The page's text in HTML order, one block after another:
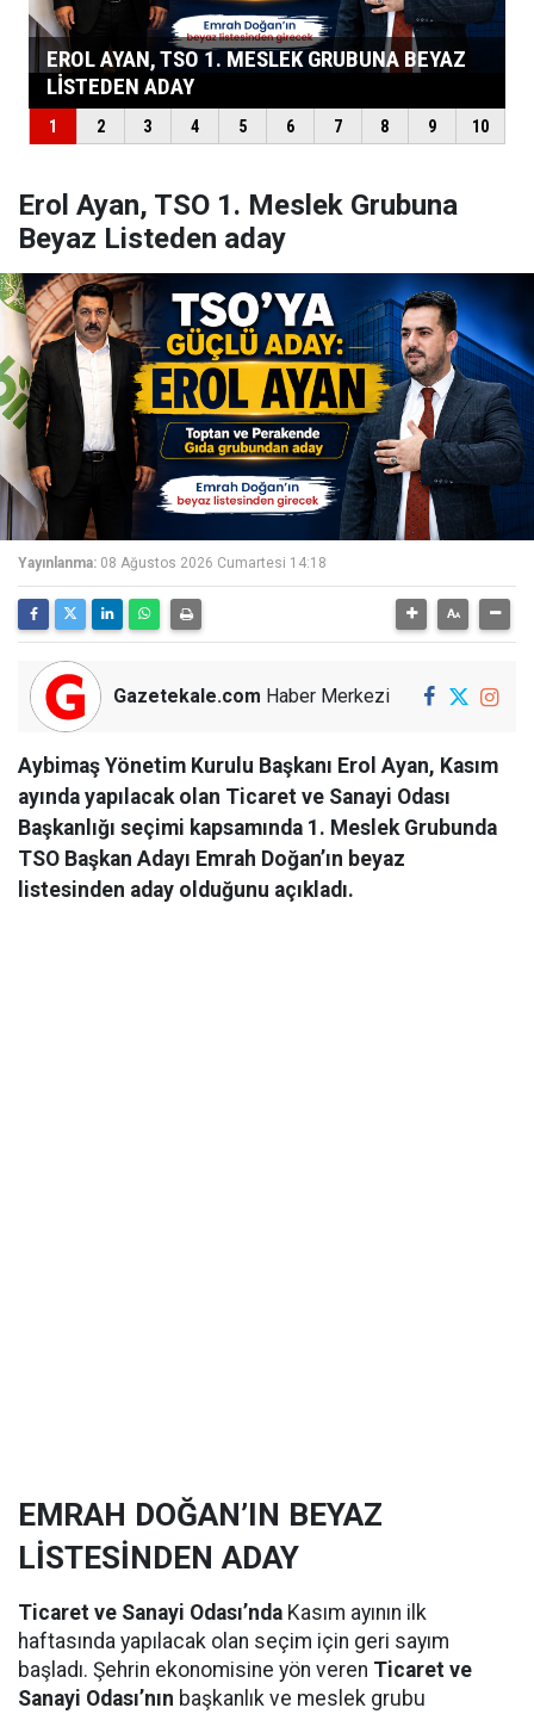
Erol Ayan, TSO 1. Meslek Grubuna
Beyaz Listeden aday
Yayınlanma: 08 Ağustos 2026 Cumartesi 14:18
Gazetekale.com Haber Merkezi
Aybimaş Yönetim Kurulu Başkanı Erol Ayan, Kasım
ayında yapılacak olan Ticaret ve Sanayi Odası
Başkanlığı seçimi kapsamında 1. Meslek Grubunda
TSO Başkan Adayı Emrah Doğan’ın beyaz
listesinden aday olduğunu açıkladı.
EMRAH DOĞAN’IN BEYAZ
LİSTESİNDEN ADAY
Ticaret ve Sanayi Odası’nda Kasım ayının ilk
haftasında yapılacak olan seçim için geri sayım
başladı. Şehrin ekonomisine yön veren Ticaret ve
Sanayi Odası’nın başkanlık ve meslek grubu